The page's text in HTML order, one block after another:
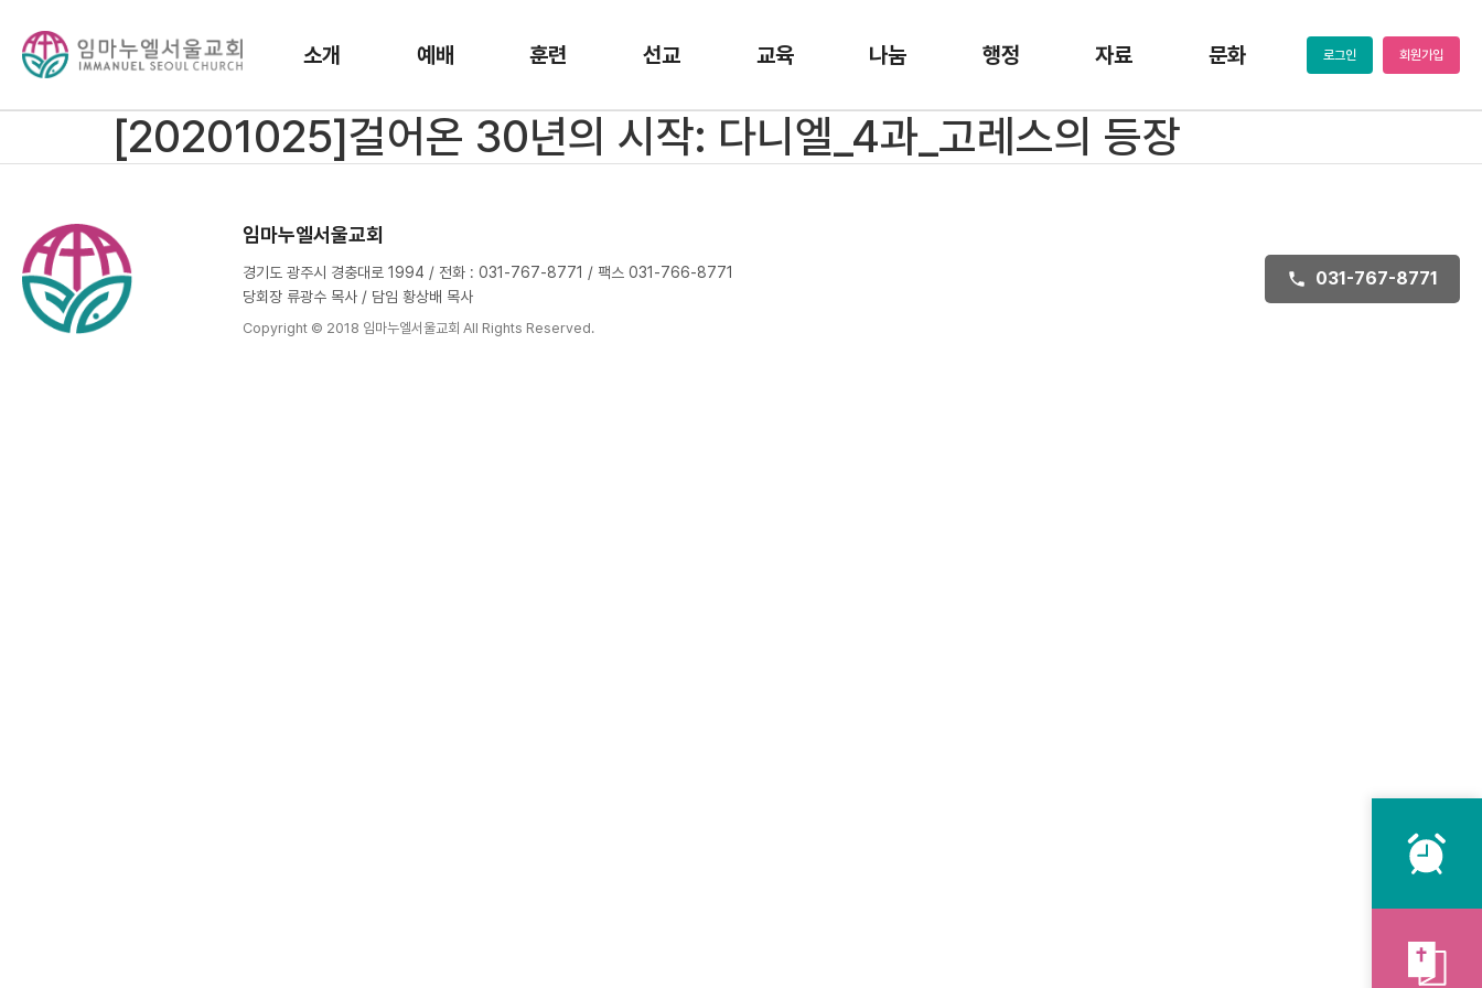
소개 예배 훈련 선교 교육 나눔 행정 자료 문화 로그인 회원가입
[20201025]걸어온 30년의 시작: 다니엘_4과_고레스의 등장
임마누엘서울교회
경기도 광주시 경충대로 1994 / 전화 : 031-767-8771 / 팩스 031-766-8771
당회장 류광수 목사 / 담임 황상배 목사
Copyright © 2018 임마누엘서울교회 All Rights Reserved.
031-767-8771